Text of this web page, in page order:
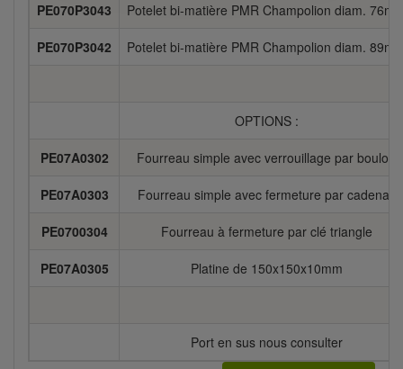
PE070P3043 Potelet bi-matière PMR Champolion diam.
PE070P3042 Potelet bi-matière PMR Champolion diam.
OPTIONS :
PE07A0302 Fourreau simple avec verrouillage par boulon
PE07A0303 Fourreau simple avec fermeture par cadenas
PE0700304 Fourreau à fermeture par clé triangle
PE07A0305 Platine de 150x150x10mm
Port en sus nous consulter